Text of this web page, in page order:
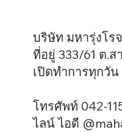
บริษัท มหารุ่งโร
ที่อยู่ 333/61 ต.ส
เปิดทำการทุกวัน
โทรศัพท์ 042-
ไลน์ ไอดี